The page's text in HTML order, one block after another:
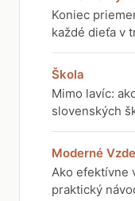
Koniec
každé dieťa v
Škola
Mimo lavíc:
slovenských
Moderné
Ako efektívne
praktický